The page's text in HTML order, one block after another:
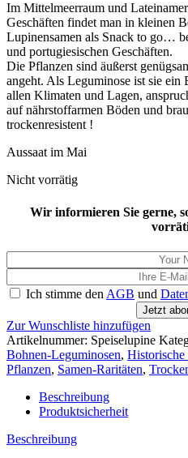
Im Mittelmeerraum und
Geschäften findet man in kleinen
Lupinensamen als Snack to go…
und portugiesischen Geschäften.
Die Pflanzen sind äußerst
angeht. Als Leguminose ist sie ein
allen Klimaten und Lagen,
auf nährstoffarmen Böden und
trockenresistent !
Aussaat im Mai
Nicht vorrätig
Wir informieren Sie gerne,
Ich stimme den AGB und
Jetzt
Zur Wunschliste hinzufügen
Artikelnummer: Speiselupine
Bohnen-Leguminosen, Historische
Pflanzen, Samen-Raritäten,
Beschreibung
Produktsicherheit
Beschreibung